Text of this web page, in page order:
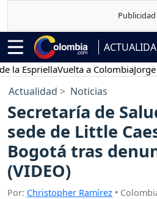
Vuelta a ColombiaJorge
Actualidad Noticias
Secretaría de
sede de Little
Bogotá tras
(VIDEO)
Por: Christopher Ramírez •